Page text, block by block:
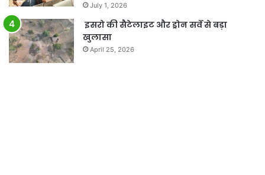
July 1, 2026
इसरो की सैटेलाइट और ड्रोन सर्वे से बड़ा
खुलासा
April 25, 2026